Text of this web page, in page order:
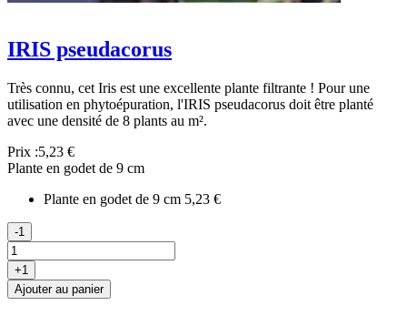
IRIS pseudacorus
Très connu, cet Iris est une excellente plante filtrante ! Pour une
utilisation en phytoépuration, l'IRIS pseudacorus doit être planté
avec une densité de 8 plants au m².
Prix :5,23 €
Plante en godet de 9 cm
Plante en godet de 9 cm 5,23 €
-1
+1
Ajouter au panier